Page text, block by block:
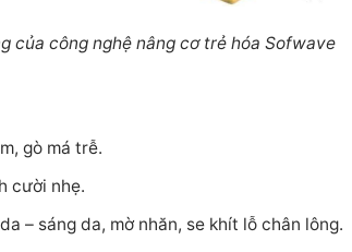
của công nghệ nâng cơ trẻ hóa Sofwave
gò má trễ.
cười nhẹ.
– sáng da, mờ nhăn, se khít lỗ chân lông.